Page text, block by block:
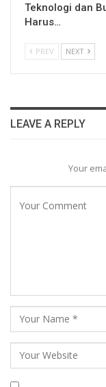
Teknologi dan
Harus…
PREV NEXT
LEAVE A REPLY
Your